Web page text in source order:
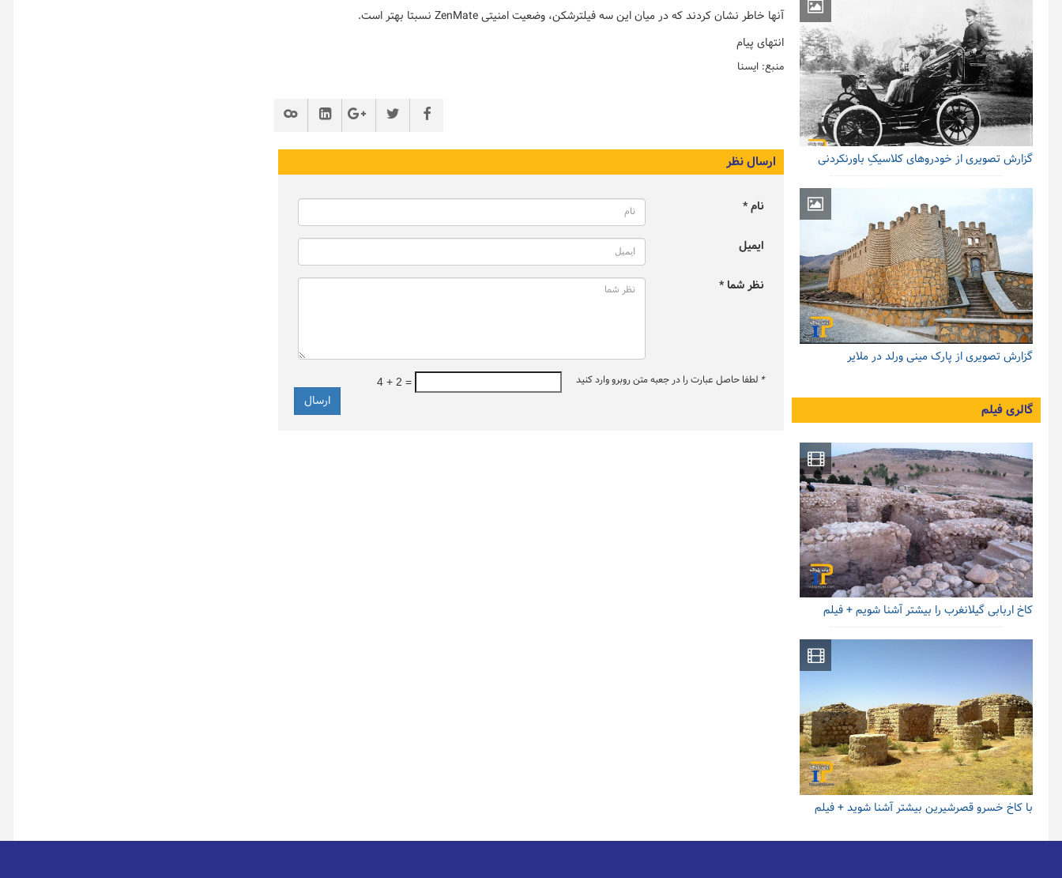
آنها خاطر نشان کردند که در میان این سه فیلترشکن، وضعیت امنیتی ZenMate نسبتا بهتر است.
انتهای پیام
منبع: ایسنا
ارسال نظر
نام *
ایمیل
نظر شما *
* لطفا حاصل عبارت را در جعبه متن روبرو وارد کنید 4 + 2 =
گزارش تصویری از خودروهای کلاسیکِ باورنکردنی
گزارش تصویری از پارک مینی ورلد در ملایر
گالری فیلم
کاخ اربابی گیلانغرب را بیشتر آشنا شویم + فیلم
با کاخ خسرو قصرشیرین بیشتر آشنا شوید + فیلم